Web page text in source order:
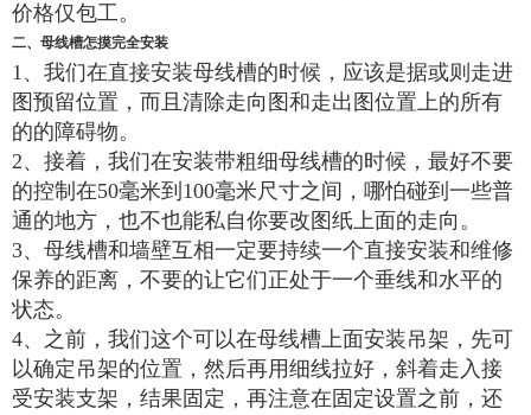
价格仅包工。
二、母线槽怎摸完全安装
1、我们在直接安装母线槽的时候，应该是据或则走进
图预留位置，而且清除走向图和走出图位置上的所有
的的障碍物。
2、接着，我们在安装带粗细母线槽的时候，最好不要
的控制在50毫米到100毫米尺寸之间，哪怕碰到一些普
通的地方，也不也能私自你要改图纸上面的走向。
3、母线槽和墙壁互相一定要持续一个直接安装和维修
保养的距离，不要的让它们正处于一个垂线和水平的
状态。
4、之前，我们这个可以在母线槽上面安装吊架，先可
以确定吊架的位置，然后再用细线拉好，斜着走入接
受安装支架，结果固定，再注意在固定设置之前，还